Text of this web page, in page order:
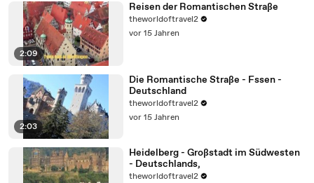
2:09
Reisen der Romantischen Straße
theworldoftravel2
vor 15 Jahren
2:03
Die Romantische Straße - Fssen -
Deutschland
theworldoftravel2
vor 15 Jahren
Heidelberg - Großstadt im Südwesten
- Deutschlands,
theworldoftravel2